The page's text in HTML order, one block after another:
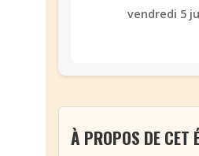
vendredi 5
À PROPOS DE CET